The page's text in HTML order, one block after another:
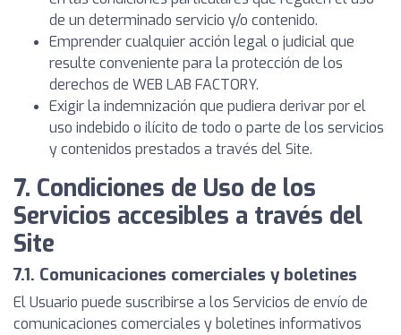
de un determinado servicio y/o contenido.
Emprender cualquier acción legal o judicial que
resulte conveniente para la protección de los
derechos de WEB LAB FACTORY.
Exigir la indemnización que pudiera derivar por el
uso indebido o ilícito de todo o parte de los servicios
y contenidos prestados a través del Site.
7. Condiciones de Uso de los
Servicios accesibles a través del
Site
7.1. Comunicaciones comerciales y boletines
El Usuario puede suscribirse a los Servicios de envío de
comunicaciones comerciales y boletines informativos